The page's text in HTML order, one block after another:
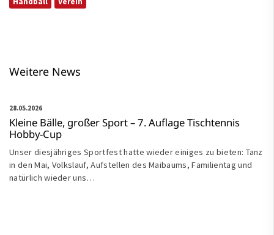
Weitere News
Tischtennis
28.05.2026
Kleine Bälle, großer Sport – 7. Auflage Tischtennis
Hobby-Cup
Unser diesjähriges Sportfest hatte wieder einiges zu bieten: Tanz
in den Mai, Volkslauf, Aufstellen des Maibaums, Familientag und
natürlich wieder uns…